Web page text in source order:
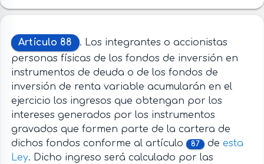
Artículo 88
. Los integrantes o accionistas
personas físicas de los fondos de inversión en
instrumentos de deuda o de los fondos de
inversión de renta variable acumularán en el
ejercicio los ingresos que obtengan por los
intereses generados por los instrumentos
gravados que formen parte de la cartera de
dichos fondos conforme al artículo
87 de esta
Ley. Dicho ingreso será calculado por las